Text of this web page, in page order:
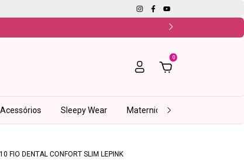
0
Acessórios Sleepy Wear Maternidade
FIO DENTAL CONFORT SLIM LEPINK